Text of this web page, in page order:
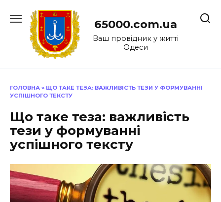
до
65000.com.ua
Ваш провідник у житті
Одеси
ГОЛОВНА » ЩО ТАКЕ ТЕЗА: ВАЖЛИВІСТЬ ТЕЗИ У ФОРМУВАННІ
УСПІШНОГО ТЕКСТУ
Що таке теза: важливість
тези у формуванні
успішного тексту